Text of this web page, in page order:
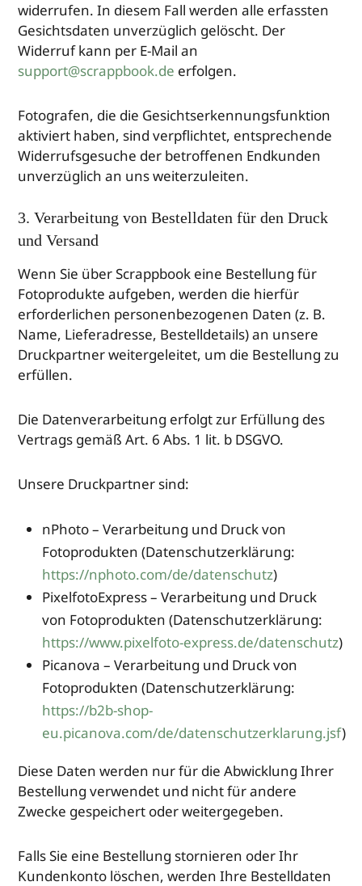
widerrufen. In diesem Fall werden alle erfassten
Gesichtsdaten unverzüglich gelöscht. Der
Widerruf kann per E-Mail an
support@scrappbook.de erfolgen.
Fotografen, die die Gesichtserkennungsfunktion
aktiviert haben, sind verpflichtet, entsprechende
Widerrufsgesuche der betroffenen Endkunden
unverzüglich an uns weiterzuleiten.
3. Verarbeitung von Bestelldaten für den Druck
und Versand
Wenn Sie über Scrappbook eine Bestellung für
Fotoprodukte aufgeben, werden die hierfür
erforderlichen personenbezogenen Daten (z. B.
Name, Lieferadresse, Bestelldetails) an unsere
Druckpartner weitergeleitet, um die Bestellung zu
erfüllen.
Die Datenverarbeitung erfolgt zur Erfüllung des
Vertrags gemäß Art. 6 Abs. 1 lit. b DSGVO.
Unsere Druckpartner sind:
nPhoto – Verarbeitung und Druck von
Fotoprodukten (Datenschutzerklärung:
https://nphoto.com/de/datenschutz)
PixelfotoExpress – Verarbeitung und Druck
von Fotoprodukten (Datenschutzerklärung:
https://www.pixelfoto-express.de/datenschutz)
Picanova – Verarbeitung und Druck von
Fotoprodukten (Datenschutzerklärung:
https://b2b-shop-
eu.picanova.com/de/datenschutzerklarung.jsf)
Diese Daten werden nur für die Abwicklung Ihrer
Bestellung verwendet und nicht für andere
Zwecke gespeichert oder weitergegeben.
Falls Sie eine Bestellung stornieren oder Ihr
Kundenkonto löschen, werden Ihre Bestelldaten